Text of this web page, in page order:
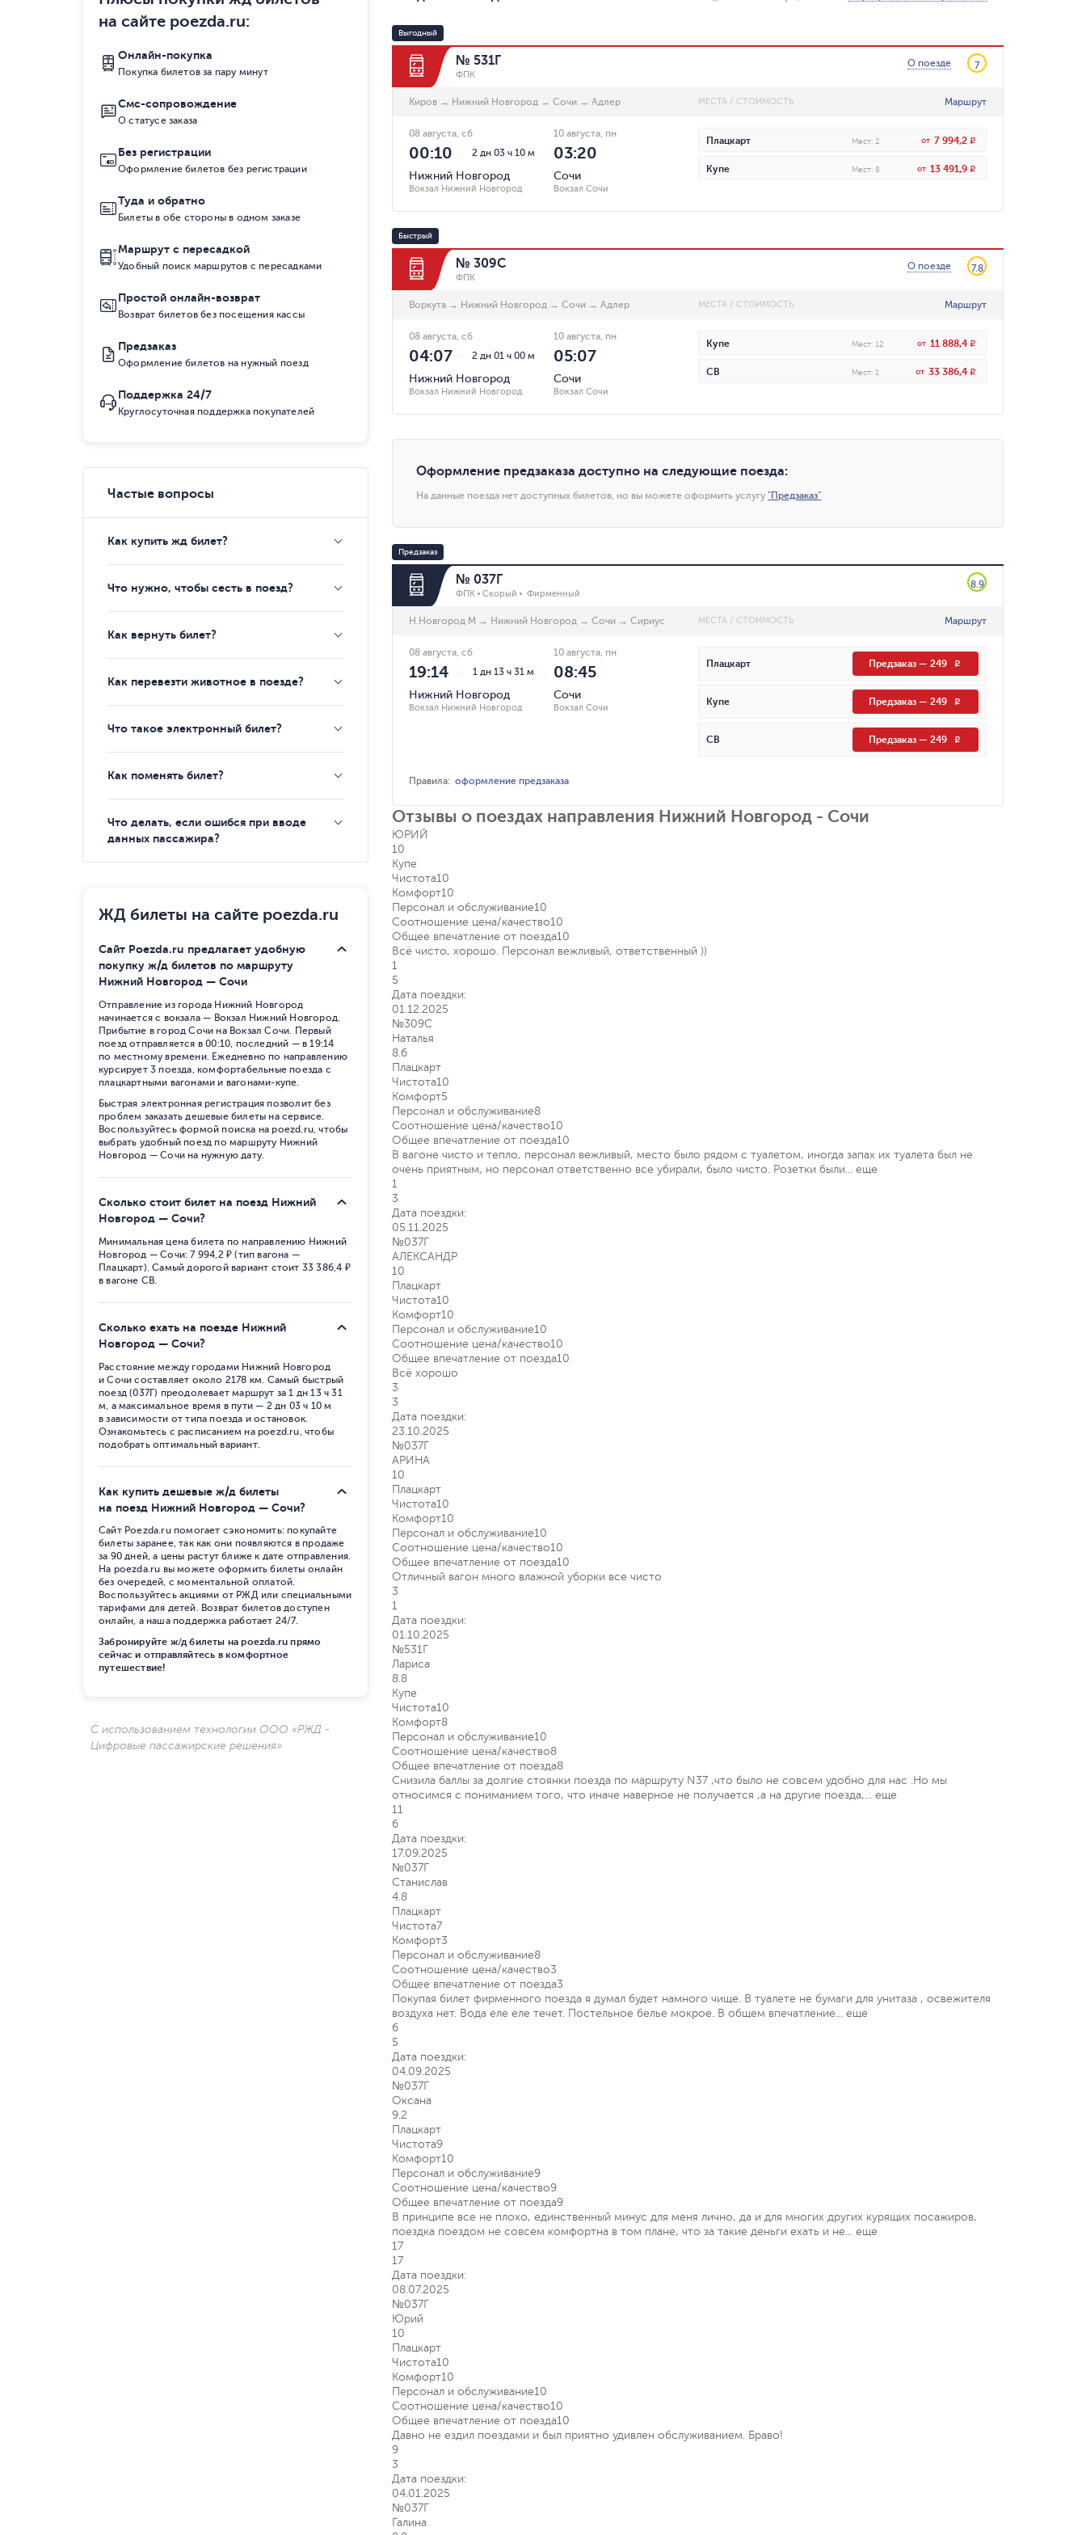
Выгодный
№ 531Г
ФПК
О поезде 7
Киров → Нижний Новгород → Сочи → Адлер МЕСТА / СТОИМОСТЬ Маршрут
2 дн 03 ч 10 м
08 августа, сб
00:10
Нижний Новгород
Вокзал Нижний Новгород
10 августа, пн
03:20
Сочи
Вокзал Сочи
Плацкарт Мест: 2 от 7 994,2 R
Купе Мест: 8 от 13 491,9 R
Быстрый
№ 309С
ФПК
О поезде 7.8
Воркута → Нижний Новгород → Сочи → Адлер МЕСТА / СТОИМОСТЬ Маршрут
2 дн 01 ч 00 м
08 августа, сб
04:07
Нижний Новгород
Вокзал Нижний Новгород
10 августа, пн
05:07
Сочи
Вокзал Сочи
Купе Мест: 12 от 11 888,4 R
СВ Мест: 1 от 33 386,4 R
Оформление предзаказа доступно на следующие поезда:
На данные поезда нет доступных билетов, но вы можете оформить услугу "Предзаказ"
Предзаказ
№ 037Г
ФПК Скорый Фирменный
8.9
Н.Новгород М → Нижний Новгород → Сочи → Сириус МЕСТА / СТОИМОСТЬ Маршрут
1 дн 13 ч 31 м
08 августа, сб
19:14
Нижний Новгород
Вокзал Нижний Новгород
10 августа, пн
08:45
Сочи
Вокзал Сочи
Плацкарт Предзаказ— 249 R
Купе Предзаказ— 249 R
СВ Предзаказ— 249 R
Правила:оформление предзаказа
Отзывы о поездах направления Нижний Новгород - Сочи
ЮРИЙ
10
Купе
Чистота10
Комфорт10
Персонал и обслуживание10
Соотношение цена/качество10
Общее впечатление от поезда10
Всё чисто, хорошо. Персонал вежливый, ответственный ))
1
5
Дата поездки:
01.12.2025
№309С
Наталья
8.6
Плацкарт
Чистота10
Комфорт5
Персонал и обслуживание8
Соотношение цена/качество10
Общее впечатление от поезда10
В вагоне чисто и тепло, персонал вежливый, место было рядом с туалетом, иногда запах их туалета был не
очень приятным, но персонал ответственно все убирали, было чисто. Розетки были...еще
1
3
Дата поездки:
05.11.2025
№037Г
АЛЕКСАНДР
10
Плацкарт
Чистота10
Комфорт10
Персонал и обслуживание10
Соотношение цена/качество10
Общее впечатление от поезда10
Всё хорошо
3
3
Дата поездки:
23.10.2025
№037Г
АРИНА
10
Плацкарт
Чистота10
Комфорт10
Персонал и обслуживание10
Соотношение цена/качество10
Общее впечатление от поезда10
Отличный вагон много влажной уборки все чисто
3
1
Дата поездки:
01.10.2025
№531Г
Лариса
8.8
Купе
Чистота10
Комфорт8
Персонал и обслуживание10
Соотношение цена/качество8
Общее впечатление от поезда8
Снизила баллы за долгие стоянки поезда по маршруту N37 ,что было не совсем удобно для нас .Но мы
относимся с пониманием того, что иначе наверное не получается ,а на другие поезда,...еще
11
6
Дата поездки:
17.09.2025
№037Г
Станислав
4.8
Плацкарт
Чистота7
Комфорт3
Персонал и обслуживание8
Соотношение цена/качество3
Общее впечатление от поезда3
Покупая билет фирменного поезда я думал будет намного чище. В туалете не бумаги для унитаза , освежителя
воздуха нет. Вода еле еле течет. Постельное белье мокрое. В общем впечатление...еще
6
5
Дата поездки:
04.09.2025
№037Г
Оксана
9.2
Плацкарт
Чистота9
Комфорт10
Персонал и обслуживание9
Соотношение цена/качество9
Общее впечатление от поезда9
В принципе все не плохо, единственный минус для меня лично, да и для многих других курящих посажиров,
поездка поездом не совсем комфортна в том плане, что за такие деньги ехать и не...еще
17
17
Дата поездки:
08.07.2025
№037Г
Юрий
10
Плацкарт
Чистота10
Комфорт10
Персонал и обслуживание10
Соотношение цена/качество10
Общее впечатление от поезда10
Давно не ездил поездами и был приятно удивлен обслуживанием. Браво!
9
3
Дата поездки:
04.01.2025
№037Г
Галина
на сайте poezda.ru:
Онлайн-покупка
Покупка билетов за пару минут
Смс-сопровождение
О статусе заказа
Без регистрации
Оформление билетов без регистрации
Туда и обратно
Билеты в обе стороны в одном заказе
Маршрут с пересадкой
Удобный поиск маршрутов с пересадками
Простой онлайн-возврат
Возврат билетов без посещения кассы
Предзаказ
Оформление билетов на нужный поезд
Поддержка 24/7
Круглосуточная поддержка покупателей
Частые вопросы
Как купить жд билет?
Что нужно, чтобы сесть в поезд?
Как вернуть билет?
Как перевезти животное в поезде?
Что такое электронный билет?
Как поменять билет?
Что делать, если ошибся при вводе
данных пассажира?
ЖД билеты на сайте poezda.ru
Сайт Poezda.ru предлагает удобную
покупку ж/д билетов по маршруту
Нижний Новгород — Сочи
Отправление из города Нижний Новгород
начинается с вокзала — Вокзал Нижний Новгород.
Прибытие в город Сочи на Вокзал Сочи. Первый
поезд отправляется в 00:10, последний — в 19:14
по местному времени. Ежедневно по направлению
курсирует 3 поезда, комфортабельные поезда с
плацкартными вагонами и вагонами-купе.
Быстрая электронная регистрация позволит без
проблем заказать дешевые билеты на сервисе.
Воспользуйтесь формой поиска на poezd.ru, чтобы
выбрать удобный поезд по маршруту Нижний
Новгород — Сочи на нужную дату.
Сколько стоит билет на поезд Нижний
Новгород — Сочи?
Минимальная цена билета по направлению Нижний
Новгород — Сочи: 7 994,2 ₽ (тип вагона —
Плацкарт). Самый дорогой вариант стоит 33 386,4 ₽
в вагоне СВ.
Сколько ехать на поезде Нижний
Новгород — Сочи?
Расстояние между городами Нижний Новгород
и Сочи составляет около 2178 км. Самый быстрый
поезд (037Г) преодолевает маршрут за 1 дн 13 ч 31
м, а максимальное время в пути — 2 дн 03 ч 10 м
в зависимости от типа поезда и остановок.
Ознакомьтесь с расписанием на poezd.ru, чтобы
подобрать оптимальный вариант.
Как купить дешевые ж/д билеты
на поезд Нижний Новгород — Сочи?
Сайт Poezda.ru помогает сэкономить: покупайте
билеты заранее, так как они появляются в продаже
за 90 дней, а цены растут ближе к дате отправления.
На poezda.ru вы можете оформить билеты онлайн
без очередей, с моментальной оплатой.
Воспользуйтесь акциями от РЖД или специальными
тарифами для детей. Возврат билетов доступен
онлайн, а наша поддержка работает 24/7.
Забронируйте ж/д билеты на poezda.ru прямо
сейчас и отправляйтесь в комфортное
путешествие!
С использованием технологии ООО «РЖД -
Цифровые пассажирские решения»